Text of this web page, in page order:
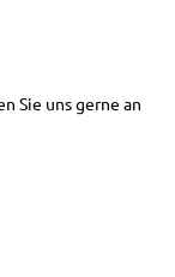
Sie uns gerne an